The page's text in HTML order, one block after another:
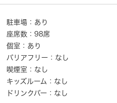
駐車場：あり
座席数：98席
個室：あり
バリアフリー：なし
喫煙室：なし
キッズルーム：なし
ドリンクバー：なし